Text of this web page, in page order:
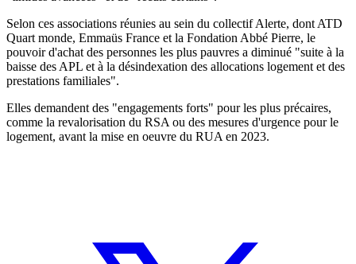
Selon ces associations réunies au sein du collectif Alerte, dont ATD
Quart monde, Emmaüs France et la Fondation Abbé Pierre, le
pouvoir d'achat des personnes les plus pauvres a diminué "suite à la
baisse des APL et à la désindexation des allocations logement et des
prestations familiales".
Elles demandent des "engagements forts" pour les plus précaires,
comme la revalorisation du RSA ou des mesures d'urgence pour le
logement, avant la mise en oeuvre du RUA en 2023.